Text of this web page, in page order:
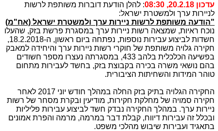
עדכון 20.2.18, 08:30
: להלן הודעת דוברות משותפת לרשות
לניירות ערך ולמשטרת ישראל:
"הודעה משותפת לרשות ניירות ערך ולמשטרת ישראל (אח"מ)
נוכח ראיות, שמצאה רשות ניירות ערך במסגרת פרשת בזק, שהעלו
חשדות לביצוע עבירות נוספות, נפתחה ביום ראשון, ה-18.2.2018,
חקירה גלויה משותפת של חוקרי רשות ניירות ערך והיחידה למאבק
בפשיעה הכלכלית בלהב 433, במסגרתה נעצרו מספר חשודים
בהם נושאי משרה בכירה בקבוצת בזק, בחשד לעבירות מתחום
טוהר המידות והשחיתות הציבורית.
החקירה הגלויה בתיק בזק החלה במהלך חודש יוני 2017 לאחר
חקירה סמויה של מחלקת חקירות, מודיעין ובקרת מסחר של רשות
ניירות ערך. במהלך החקירה נבדק חשד לביצוע עבירות פליליות
ובכלל זה עבירות דיווח, קבלת דבר במרמה, מרמה והפרת אמונים
בתאגיד ועבירות שיבוש מהלכי משפט.